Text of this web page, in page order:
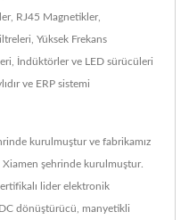
RJ45 Magnetikler,
Yüksek Frekans
İndüktörler ve LED sürücüleri
ve ERP sistemi
kurulmuştur ve fabrikamız
şehrinde kurulmuştur.
lider elektronik
dönüştürücü, manyetikli